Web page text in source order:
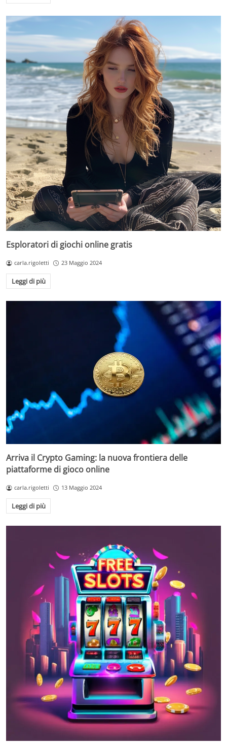
Esploratori di giochi online gratis
carla.rigoletti 23 Maggio 2024
Leggi di più
Arriva il Crypto Gaming: la nuova frontiera delle
piattaforme di gioco online
carla.rigoletti 13 Maggio 2024
Leggi di più